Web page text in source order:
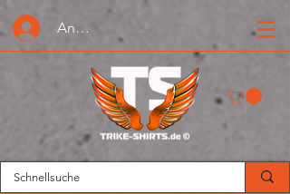
Anmelden oder Registrieren